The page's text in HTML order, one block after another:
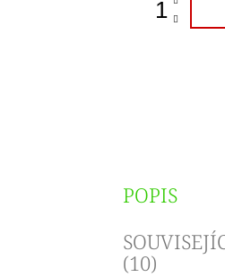
POPIS
(10)